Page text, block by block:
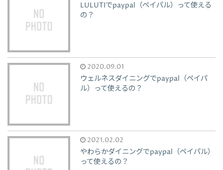
LULUTIでpaypal（ペイパル）って使える
の？
2020.09.01
ウェルネスダイニングでpaypal（ペイパ
ル）って使えるの？
2021.02.02
やわらかダイニングでpaypal（ペイパル）
って使えるの？